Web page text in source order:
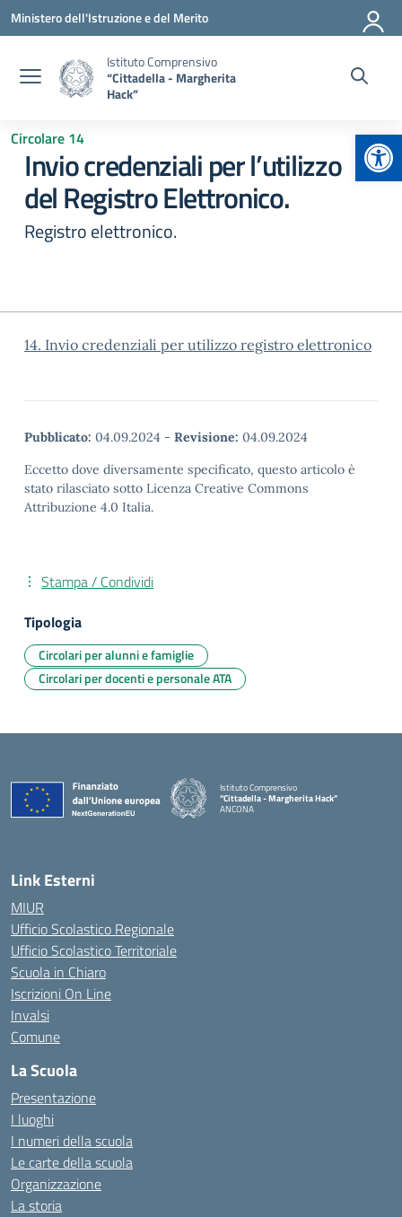
Vai ai contenuti
Vai al menu di navigazione
Vai al footer
Ministero dell'Istruzione e del Merito
Istituto Comprensivo
“Cittadella - Margherita
Hack”
Circolare 14
Invio credenziali per l’utilizzo
del Registro Elettronico.
Registro elettronico.
14. Invio credenziali per utilizzo registro elettronico
Pubblicato: 04.09.2024 - Revisione: 04.09.2024
Eccetto dove diversamente specificato, questo articolo è
stato rilasciato sotto Licenza Creative Commons
Attribuzione 4.0 Italia.
Stampa / Condividi
Tipologia
Circolari per alunni e famiglie
Circolari per docenti e personale ATA
Istituto Comprensivo
“Cittadella - Margherita Hack”
ANCONA
Link Esterni
MIUR
Ufficio Scolastico Regionale
Ufficio Scolastico Territoriale
Scuola in Chiaro
Iscrizioni On Line
Invalsi
Comune
La Scuola
Presentazione
I luoghi
I numeri della scuola
Le carte della scuola
Organizzazione
La storia